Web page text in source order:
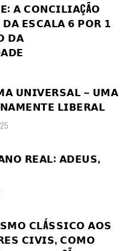
𝗔 𝗖𝗢𝗡𝗖𝗜𝗟𝗜𝗔ÇÃ𝗢
𝗘𝗦𝗖𝗔𝗟𝗔 𝟲 𝗣𝗢𝗥 𝟭
𝗗𝗔
𝗨𝗡𝗜𝗩𝗘𝗥𝗦𝗔𝗟 – 𝗨𝗠𝗔
𝗟𝗜𝗕𝗘𝗥𝗔𝗟
𝗥𝗘𝗔𝗟: 𝗔𝗗𝗘𝗨𝗦,
𝗖𝗟Á𝗦𝗦𝗜𝗖𝗢 𝗔𝗢𝗦
𝗖𝗜𝗩𝗜𝗦, 𝗖𝗢𝗠𝗢